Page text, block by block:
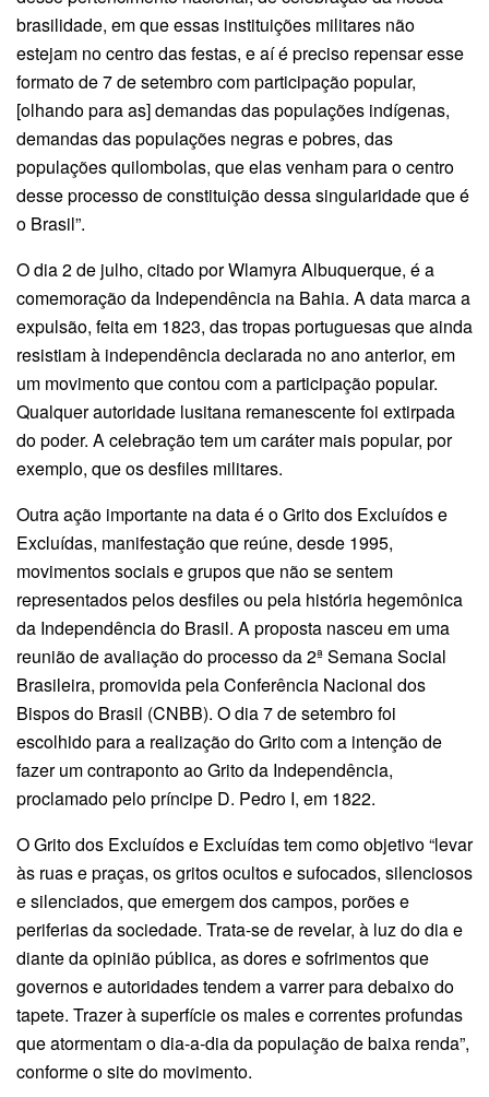
brasilidade, em que essas instituições militares não
estejam no centro das festas, e aí é preciso repensar esse
formato de 7 de setembro com participação popular,
[olhando para as] demandas das populações indígenas,
demandas das populações negras e pobres, das
populações quilombolas, que elas venham para o centro
desse processo de constituição dessa singularidade que é
o Brasil”.
O dia 2 de julho, citado por Wlamyra Albuquerque, é a
comemoração da Independência na Bahia. A data marca a
expulsão, feita em 1823, das tropas portuguesas que ainda
resistiam à independência declarada no ano anterior, em
um movimento que contou com a participação popular.
Qualquer autoridade lusitana remanescente foi extirpada
do poder. A celebração tem um caráter mais popular, por
exemplo, que os desfiles militares.
Outra ação importante na data é o Grito dos Excluídos e
Excluídas, manifestação que reúne, desde 1995,
movimentos sociais e grupos que não se sentem
representados pelos desfiles ou pela história hegemônica
da Independência do Brasil. A proposta nasceu em uma
reunião de avaliação do processo da 2ª Semana Social
Brasileira, promovida pela Conferência Nacional dos
Bispos do Brasil (CNBB). O dia 7 de setembro foi
escolhido para a realização do Grito com a intenção de
fazer um contraponto ao Grito da Independência,
proclamado pelo príncipe D. Pedro I, em 1822.
O Grito dos Excluídos e Excluídas tem como objetivo “levar
às ruas e praças, os gritos ocultos e sufocados, silenciosos
e silenciados, que emergem dos campos, porões e
periferias da sociedade. Trata-se de revelar, à luz do dia e
diante da opinião pública, as dores e sofrimentos que
governos e autoridades tendem a varrer para debaixo do
tapete. Trazer à superfície os males e correntes profundas
que atormentam o dia-a-dia da população de baixa renda”,
conforme o site do movimento.